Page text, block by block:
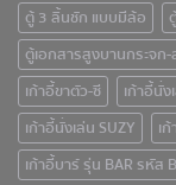
ตู้ 3 ลิ้นชัก แบบมีล้อ
ตู้เอกสารสูงบานกระจก-
เก้าอี้ขาตัว-ซี
เก้าอี้นั่
เก้าอี้นั่งเล่น SUZY
เ
เก้าอี้บาร์ รุ่น BAR รหัส